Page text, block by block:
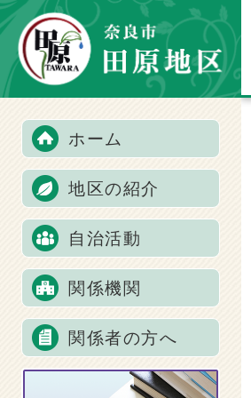
ホーム
地区の紹介
自治活動
関係機関
関係者の方へ